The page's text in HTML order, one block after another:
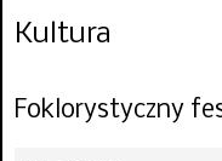
Kultura
Foklorystyczny